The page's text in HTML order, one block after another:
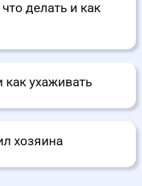
делать и как
как ухаживать
хозяина